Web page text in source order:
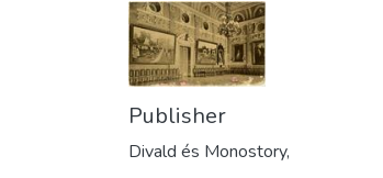
Publisher
Divald és Monostory,